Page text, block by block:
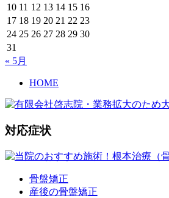
10 11 12 13 14 15 16
17 18 19 20 21 22 23
24 25 26 27 28 29 30
31
« 5月
HOME
対応症状
骨盤矯正
産後の骨盤矯正